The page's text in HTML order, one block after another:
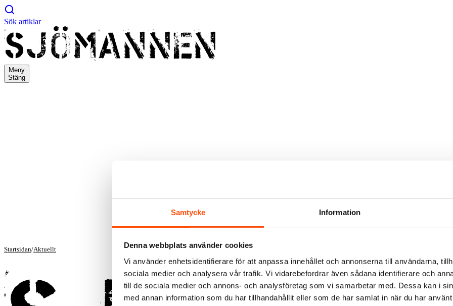
Samtycke Information
Denna webbplats använder cookies
Vi använder enhetsidentifierare för att anpassa innehållet och annonserna till användarna,
sociala medier och analysera vår trafik. Vi vidarebefordrar även sådana identifierare och
till de sociala medier och annons- och analysföretag som vi samarbetar med. Dessa kan i
med annan information som du har tillhandahållit eller som de har samlat in när du har
Sök artiklar
Meny
Stäng
Startsidan/Aktuellt